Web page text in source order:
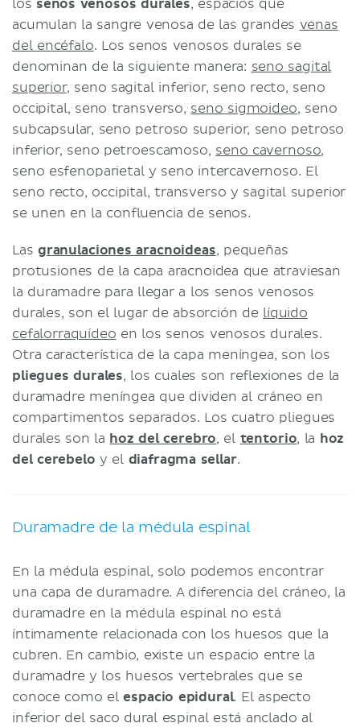
los senos venosos durales, espacios que
acumulan la sangre venosa de las grandes venas
del encéfalo. Los senos venosos durales se
denominan de la siguiente manera: seno sagital
superior, seno sagital inferior, seno recto, seno
occipital, seno transverso, seno sigmoideo, seno
subcapsular, seno petroso superior, seno petroso
inferior, seno petroescamoso, seno cavernoso,
seno esfenoparietal y seno intercavernoso. El
seno recto, occipital, transverso y sagital superior
se unen en la confluencia de senos.
Las granulaciones aracnoideas, pequeñas
protusiones de la capa aracnoidea que atraviesan
la duramadre para llegar a los senos venosos
durales, son el lugar de absorción de líquido
cefalorraquídeo en los senos venosos durales.
Otra característica de la capa meníngea, son los
pliegues durales, los cuales son reflexiones de la
duramadre meníngea que dividen al cráneo en
compartimentos separados. Los cuatro pliegues
durales son la hoz del cerebro, el tentorio, la hoz
del cerebelo y el diafragma sellar.
Duramadre de la médula espinal
En la médula espinal, solo podemos encontrar
una capa de duramadre. A diferencia del cráneo, la
duramadre en la médula espinal no está
íntimamente relacionada con los huesos que la
cubren. En cambio, existe un espacio entre la
duramadre y los huesos vertebrales que se
conoce como elespacio epidural. El aspecto
inferior del saco dural espinal está anclado al